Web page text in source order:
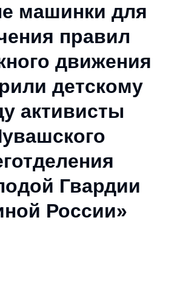
машинки для
правил
движения
детскому
активисты
Гвардии
России»